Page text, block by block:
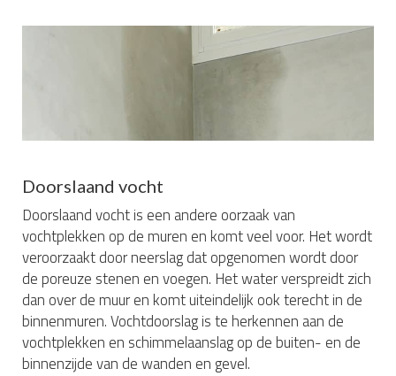
Doorslaand vocht
Doorslaand vocht is een andere oorzaak van
vochtplekken op de muren en komt veel voor. Het wordt
veroorzaakt door neerslag dat opgenomen wordt door
de poreuze stenen en voegen. Het water verspreidt zich
dan over de muur en komt uiteindelijk ook terecht in de
binnenmuren. Vochtdoorslag is te herkennen aan de
vochtplekken en schimmelaanslag op de buiten- en de
binnenzijde van de wanden en gevel.